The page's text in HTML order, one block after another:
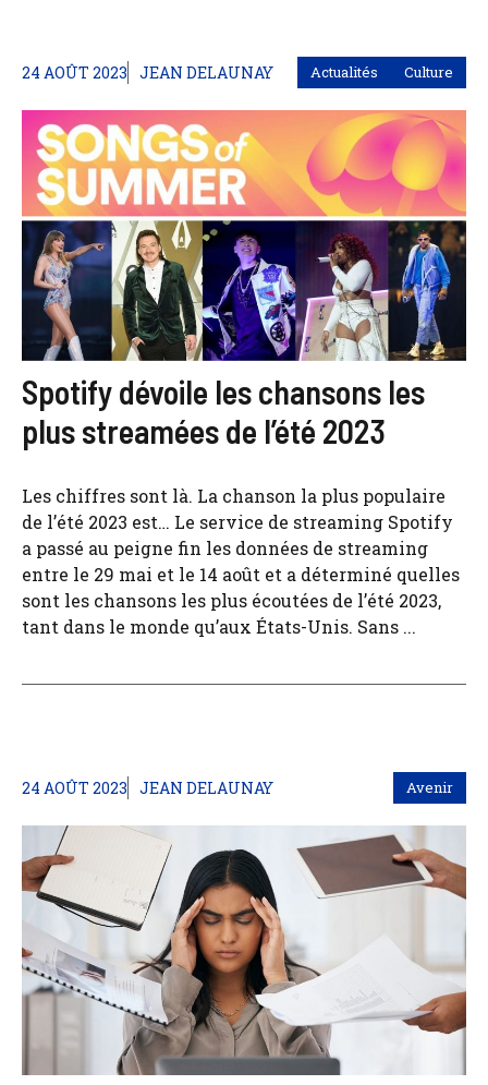
24 AOÛT 2023 JEAN DELAUNAY Actualités Culture
Spotify dévoile les chansons les
plus streamées de l’été 2023
Les chiffres sont là. La chanson la plus populaire
de l’été 2023 est… Le service de streaming Spotify
a passé au peigne fin les données de streaming
entre le 29 mai et le 14 août et a déterminé quelles
sont les chansons les plus écoutées de l’été 2023,
tant dans le monde qu’aux États-Unis. Sans ...
24 AOÛT 2023 JEAN DELAUNAY Avenir